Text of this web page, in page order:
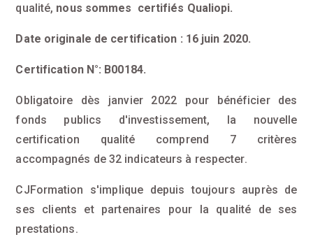
qualité, nous sommes certifiés Qualiopi.
Date originale de certification : 16 juin 2020.
Certification N°: B00184.
Obligatoire dès janvier 2022 pour bénéficier des
fonds publics d'investissement, la nouvelle
certification qualité comprend 7 critères
accompagnés de 32 indicateurs à respecter.
CJFormation s'implique depuis toujours auprès de
ses clients et partenaires pour la qualité de ses
prestations.